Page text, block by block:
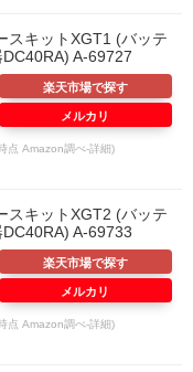
スキットXGT1 (バッテ
A-69727
点 Amazon調べ-詳細)
楽天市場で探す
メルカリ
スキットXGT2 (バッテ
A-69733
点 Amazon調べ-詳細)
楽天市場で探す
メルカリ